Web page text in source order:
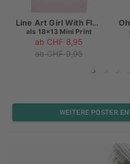
Line Art Girl With Flowers
als 18x13 Mini Print
ab CHF 8,95
ab CHF 9,95
WEITERE POSTER